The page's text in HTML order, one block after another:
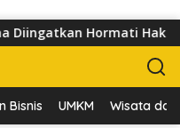
Hormati Hak Pejalan
Bisnis UMKM Wisata dan